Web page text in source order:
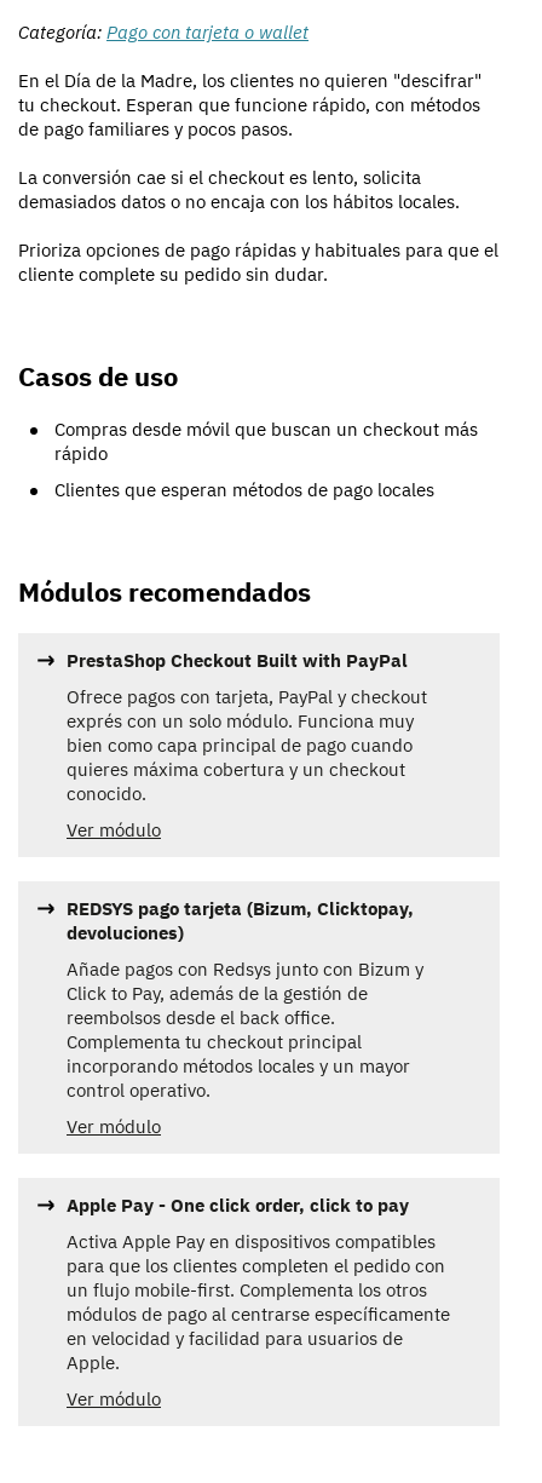
Categoría: Pago con tarjeta o wallet
En el Día de la Madre, los clientes no quieren "descifrar"
tu checkout. Esperan que funcione rápido, con métodos
de pago familiares y pocos pasos.
La conversión cae si el checkout es lento, solicita
demasiados datos o no encaja con los hábitos locales.
Prioriza opciones de pago rápidas y habituales para que el
cliente complete su pedido sin dudar.
Casos de uso
Compras desde móvil que buscan un checkout más
rápido
Clientes que esperan métodos de pago locales
Módulos recomendados
PrestaShop Checkout Built with PayPal
Ofrece pagos con tarjeta, PayPal y checkout
exprés con un solo módulo. Funciona muy
bien como capa principal de pago cuando
quieres máxima cobertura y un checkout
conocido.
Ver módulo
REDSYS pago tarjeta (Bizum, Clicktopay,
devoluciones)
Añade pagos con Redsys junto con Bizum y
Click to Pay, además de la gestión de
reembolsos desde el back office.
Complementa tu checkout principal
incorporando métodos locales y un mayor
control operativo.
Ver módulo
Apple Pay - One click order, click to pay
Activa Apple Pay en dispositivos compatibles
para que los clientes completen el pedido con
un flujo mobile-first. Complementa los otros
módulos de pago al centrarse específicamente
en velocidad y facilidad para usuarios de
Apple.
Ver módulo